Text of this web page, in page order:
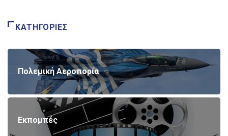
ΚΑΤΗΓΟΡΊΕΣ
Πολεμική Αεροπορία
Εκπομπές